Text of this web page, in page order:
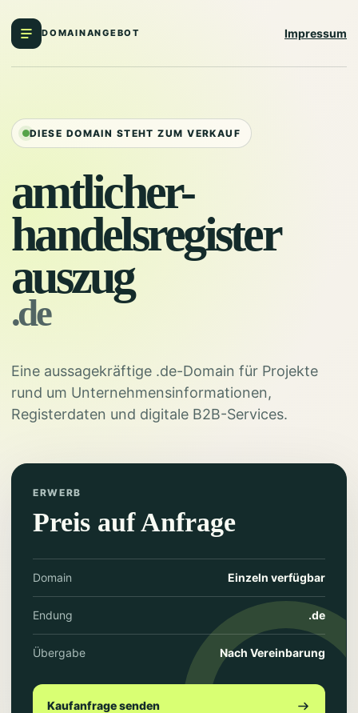
DOMAINANGEBOT Impressum
DIESE DOMAIN STEHT ZUM VERKAUF
amtlicher-
handelsregister
auszug
.de
Eine aussagekräftige .de-Domain für Projekte
rund um Unternehmensinformationen,
Registerdaten und digitale B2B-Services.
ERWERB
Preis auf Anfrage
Domain Einzeln verfügbar
Endung .de
Übergabe Nach Vereinbarung
Kaufanfrage senden